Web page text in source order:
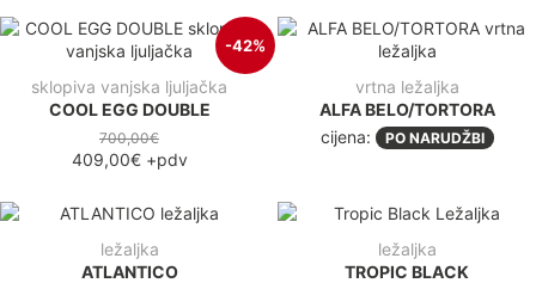
-42%
sklopiva vanjska ljuljačka
COOL EGG DOUBLE
700,00€
409,00€+pdv
vrtna ležaljka
ALFA BELO/TORTORA
cijena:
PO NARUDŽBI
ležaljka
ATLANTICO
ležaljka
TROPIC BLACK